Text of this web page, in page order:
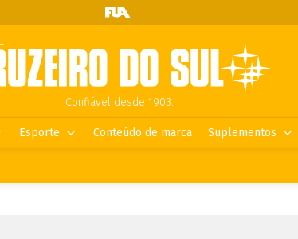
Confiável desde 1903.
Esporte Conteúdo de marca Suplementos